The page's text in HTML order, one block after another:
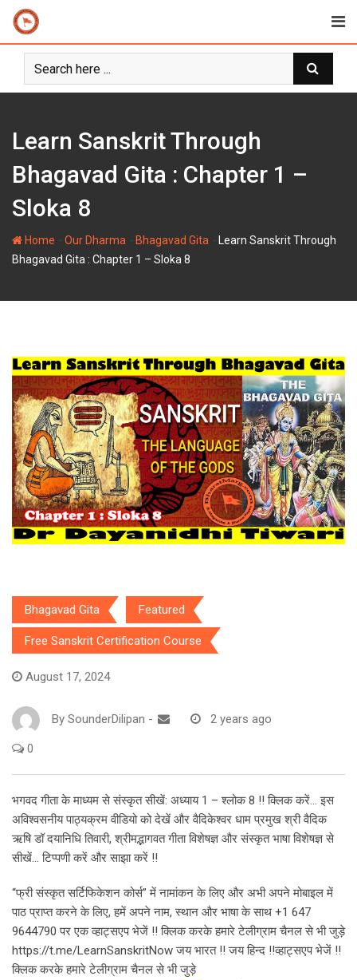
Skip
content
Learn Sanskrit Through
Bhagavad Gita : Chapter 1 –
Sloka 8
Home Our Dharma Bhagavad Gita
Learn Sanskrit Through
Bhagavad Gita : Chapter 1 – Sloka 8
Bhagavad Gita Featured
Free Sanskrit Certification Course
August 17, 2024
By SounderDilipan - 2 years ago
0
भगवद गीता के माध्यम से संस्कृत सीखें: अध्याय 1 – श्लोक 8 !! क्लिक करें… इस
अविश्वसनीय पाठ्यक्रम वीडियो को देखें और वैदिकेश्वर धाम प्रमुख श्री वैदिक
ऋषि डॉ दयानिधि तिवारी, श्रीमद्भागवत गीता विशेषज्ञ और संस्कृत भाषा विशेषज्ञ से
सीखें… टिप्पणी करें और साझा करें !!
“फ्री संस्कृत सर्टिफिकेशन कोर्स” में नामांकन के लिए और अभी अपने मोबाइल में
पाठ प्राप्त करने के लिए, हमें अपने नाम, स्थान और भाषा के साथ +1 647
9644790 पर एक व्हाट्सएप भेजें !! क्लिक करके हमारे टेलीग्राम चैनल से भी जुड़े
https://t.me/LearnSanskritNow जय भारत !! जय हिन्द !!व्हाट्सएप भेजें !!
क्लिक करके हमारे टेलीग्राम चैनल से भी जुड़े